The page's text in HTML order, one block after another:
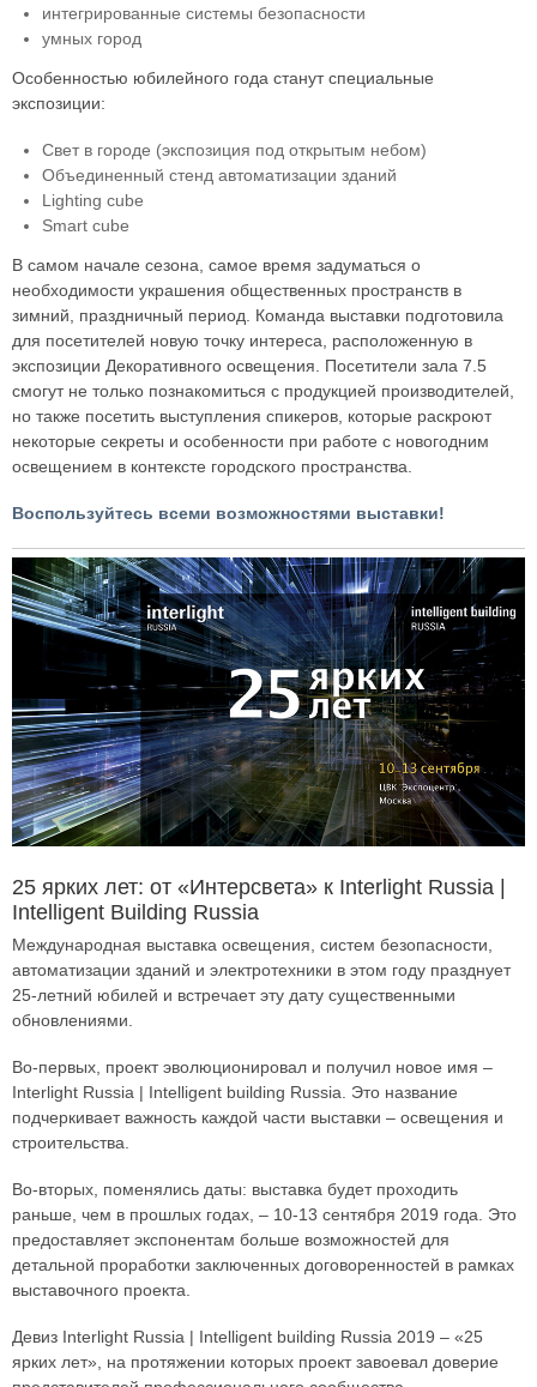
интегрированные системы безопасности
умных город
Особенностью юбилейного года станут специальные
экспозиции:
Свет в городе (экспозиция под открытым небом)
Объединенный стенд автоматизации зданий
Lighting cube
Smart cube
В самом начале сезона, самое время задуматься о
необходимости украшения общественных пространств в
зимний, праздничный период. Команда выставки подготовила
для посетителей новую точку интереса, расположенную в
экспозиции Декоративного освещения. Посетители зала 7.5
смогут не только познакомиться с продукцией производителей,
но также посетить выступления спикеров, которые раскроют
некоторые секреты и особенности при работе с новогодним
освещением в контексте городского пространства.
Воспользуйтесь всеми возможностями выставки!
25 ярких лет: от «Интерсвета» к Interlight Russia |
Intelligent Building Russia
Международная выставка освещения, систем безопасности,
автоматизации зданий и электротехники в этом году празднует
25-летний юбилей и встречает эту дату существенными
обновлениями.
Во-первых, проект эволюционировал и получил новое имя –
Interlight Russia | Intelligent building Russia. Это название
подчеркивает важность каждой части выставки – освещения и
строительства.
Во-вторых, поменялись даты: выставка будет проходить
раньше, чем в прошлых годах, – 10-13 сентября 2019 года. Это
предоставляет экспонентам больше возможностей для
детальной проработки заключенных договоренностей в рамках
выставочного проекта.
Девиз Interlight Russia | Intelligent building Russia 2019 – «25
ярких лет», на протяжении которых проект завоевал доверие